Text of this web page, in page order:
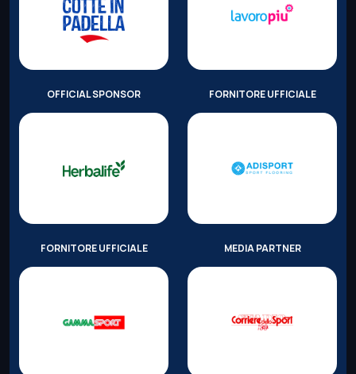
OFFICIAL SPONSOR FORNITORE UFFICIALE
FORNITORE UFFICIALE MEDIA PARTNER